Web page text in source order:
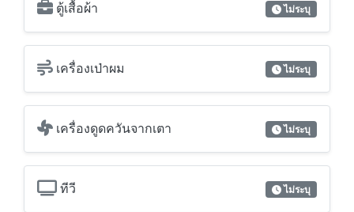
ตู้เสื้อผ้า ไม่ระบุ
เครื่องเป่าผม ไม่ระบุ
เครื่องดูดควันจากเตา ไม่ระบุ
ทีวี ไม่ระบุ